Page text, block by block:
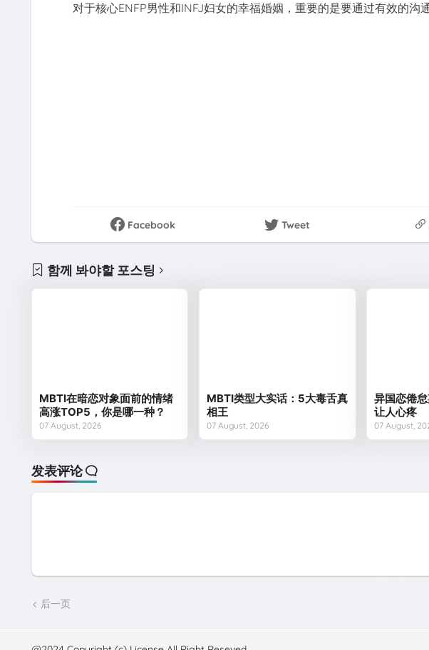
对于核心ENFP男性和INFJ妇女的幸福婚姻，重要的是要通过有效的沟
Facebook Tweet
함께 봐야할 포스팅
MBTI在暗恋对象面前的情绪
高涨TOP5，你是哪一种？
07 August, 2026
MBTI类型大实话：5大毒舌真
相王
07 August, 2026
异国恋倦
让人心疼
07 August,
发表评论
后一页